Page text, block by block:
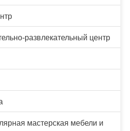
развлекательный центр
мастерская мебели и